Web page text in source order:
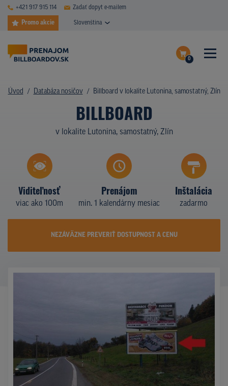
+421 917 915 114 Zadať dopyt e-mailem
Promo akcie Slovenština
0
Dokončiť dopyt
Zobraziť nosiče na mape
DATABÁZA NOSIČOV
PLOCHY V AKCII
TYPY NOSIČOV
Z PRAXE
Úvod Databáza nosičov Billboard v lokalite Lutonina, samostatný, Zlín
BILLBOARD
v lokalite Lutonina, samostatný, Zlín
Viditeľnosť
viac ako 100m
Prenájom
min. 1 kalendárny mesiac
Inštalácia
zadarmo
NEZÁVÄZNE PREVERIŤ DOSTUPNOST A CENU